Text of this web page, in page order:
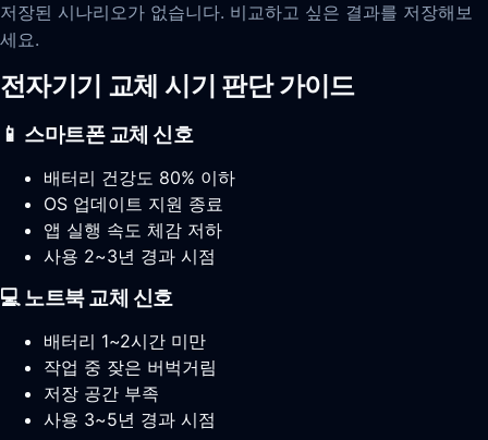
저장된 시나리오가 없습니다. 비교하고 싶은 결과를 저장해보
세요.
전자기기 교체 시기 판단 가이드
📱 스마트폰 교체 신호
배터리 건강도 80% 이하
OS 업데이트 지원 종료
앱 실행 속도 체감 저하
사용 2~3년 경과 시점
💻 노트북 교체 신호
배터리 1~2시간 미만
작업 중 잦은 버벅거림
저장 공간 부족
사용 3~5년 경과 시점